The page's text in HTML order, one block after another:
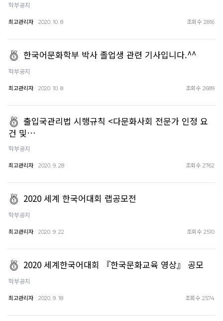
학부공지
최고관리자 2020. 10. 8 조회수 2816
한국어문화학부 박사 졸업생 관련 기사입니다.^^
학부공지
최고관리자 2020. 10. 8 조회수 2689
출입국관리법 시행규칙 <다문화사회 전문가 인정 요
건 및…
학부공지
최고관리자 2020. 9. 28 조회수 2762
2020 세계 한국어대회 랩공모전
학부공지
최고관리자 2020. 9. 22 조회수 2510
2020 세계한국어대회 『한국문화교육 영상』 공모
학부공지
최고관리자 2020. 9. 18 조회수 2574